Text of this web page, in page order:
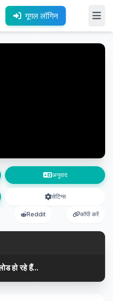
गूगल लॉगिन
अनुवाद
सेटिंग्स
Reddit कॉपी करें
हो रहे हैं...